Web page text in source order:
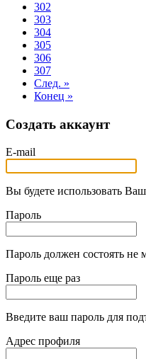
302
303
304
305
306
307
След. »
Конец »
Создать аккаунт
E-mail
Вы будете использовать
Пароль
Пароль должен состоять
Пароль еще раз
Введите ваш пароль для
Адрес профиля